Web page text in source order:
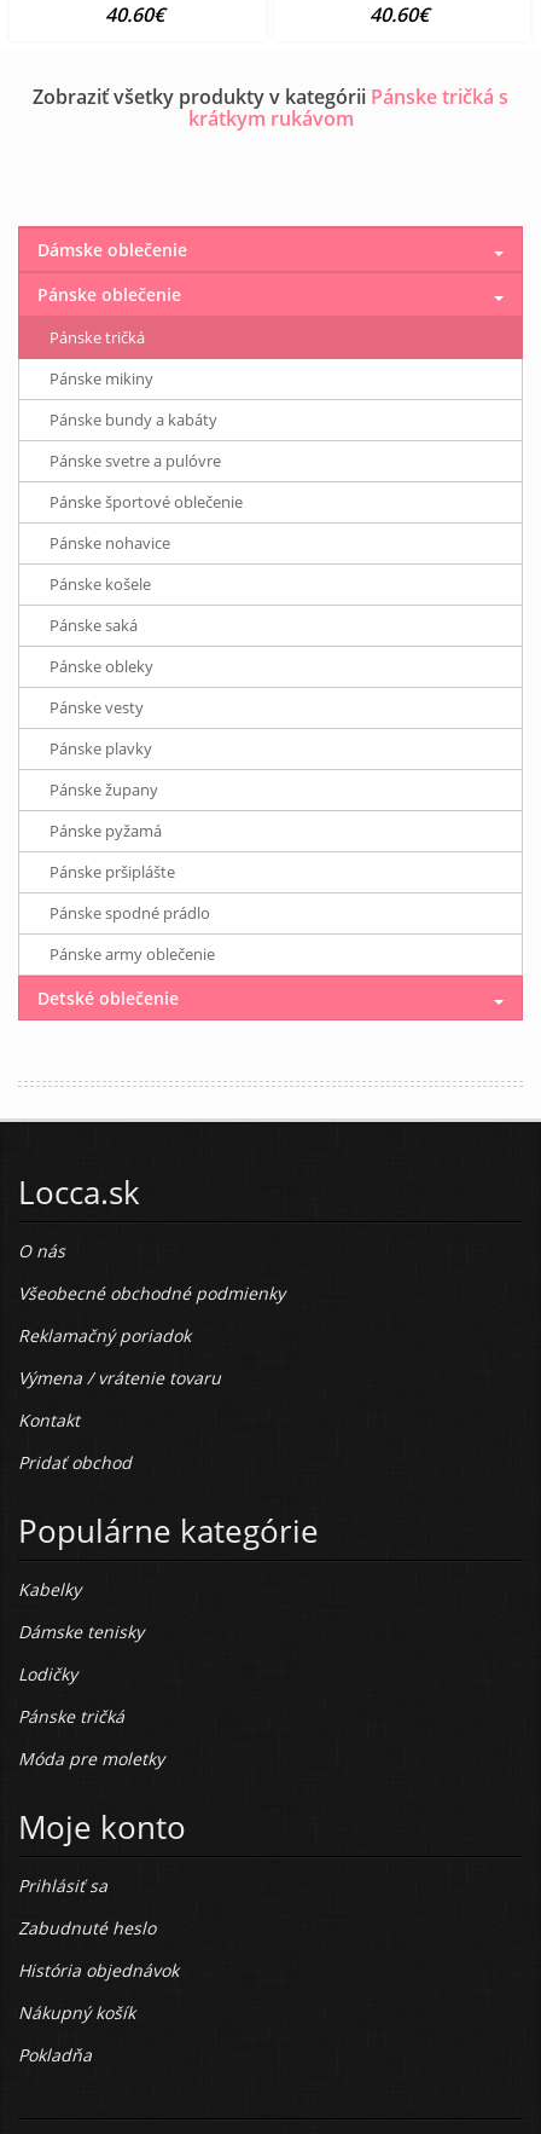
40.60€ 40.60€
Zobraziť všetky produkty v kategórii Pánske tričká s
krátkym rukávom
Dámske oblečenie
Pánske oblečenie
Pánske tričká
Pánske mikiny
Pánske bundy a kabáty
Pánske svetre a pulóvre
Pánske športové oblečenie
Pánske nohavice
Pánske košele
Pánske saká
Pánske obleky
Pánske vesty
Pánske plavky
Pánske župany
Pánske pyžamá
Pánske pršiplášte
Pánske spodné prádlo
Pánske army oblečenie
Detské oblečenie
Locca.sk
O nás
Všeobecné obchodné podmienky
Reklamačný poriadok
Výmena / vrátenie tovaru
Kontakt
Pridať obchod
Populárne kategórie
Kabelky
Dámske tenisky
Lodičky
Pánske tričká
Móda pre moletky
Moje konto
Prihlásiť sa
Zabudnuté heslo
História objednávok
Nákupný košík
Pokladňa